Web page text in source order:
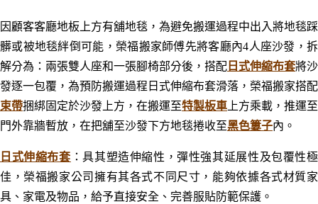
因顧客客廳地板上方有舖地毯，為避免搬運過程中出入將地毯踩
髒或被地毯絆倒可能，榮福搬家師傅先將客廳內4人座沙發，拆
解分為：兩張雙人座和一張腳椅部分後，搭配 日式伸縮布套將沙
發逐一包覆，為預防搬運過程日式伸縮布套滑落，榮福搬家搭配
束帶捆綁固定於沙發上方，在搬運至特製板車上方乘載，推運至
門外靠牆暫放，在把舖至沙發下方地毯捲收至黑色簍子內。
日式伸縮布套：具其塑造伸縮性，彈性強其延展性及包覆性極
佳，榮福搬家公司擁有其各式不同尺寸，能夠依據各式材質家
具、家電及物品，給予直接安全、完善服貼防範保護。